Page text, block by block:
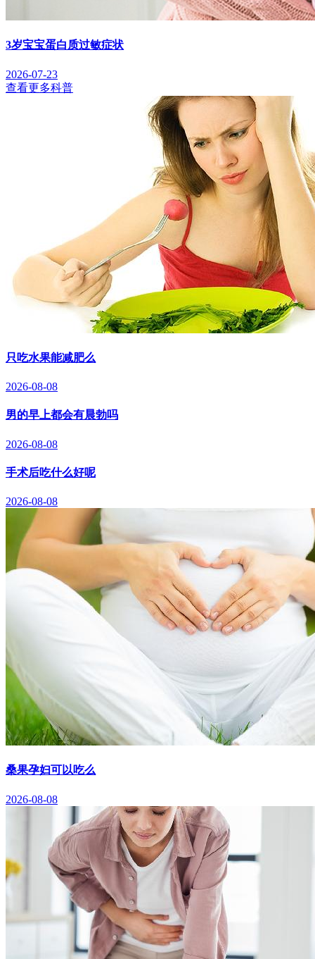
3岁宝宝蛋白质过敏症状
2026-07-23
查看更多科普
只吃水果能减肥么
2026-08-08
男的早上都会有晨勃吗
2026-08-08
手术后吃什么好呢
2026-08-08
桑果孕妇可以吃么
2026-08-08